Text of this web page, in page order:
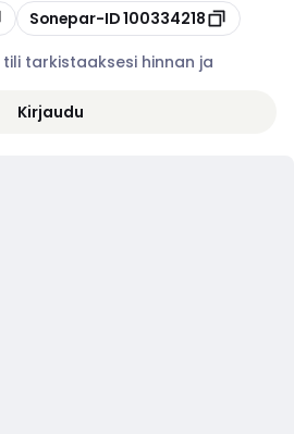
Kopioi
Sonepar-ID100334218
tarkistaaksesi hinnan ja
Kirjaudu